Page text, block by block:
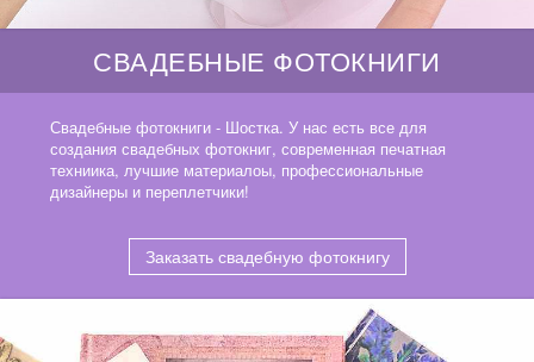
СВАДЕБНЫЕ ФОТОКНИГИ
Свадебные фотокниги - Шостка. У нас есть все для
создания свадебных фотокниг, современная печатная
техниика, лучшие материалоы, профессиональные
дизайнеры и переплетчики!
Заказать свадебную фотокнигу